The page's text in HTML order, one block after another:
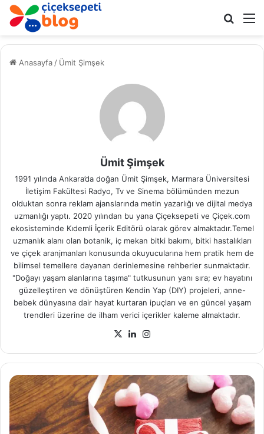
Anasayfa / Ümit Şimşek
Ümit Şimşek
1991 yılında Ankara’da doğan Ümit Şimşek, Marmara Üniversitesi
İletişim Fakültesi Radyo, Tv ve Sinema bölümünden mezun
olduktan sonra reklam ajanslarında metin yazarlığı ve dijital medya
uzmanlığı yaptı. 2020 yılından bu yana Çiçeksepeti ve Çiçek.com
ekosisteminde Kıdemli İçerik Editörü olarak görev almaktadır.Temel
uzmanlık alanı olan botanik, iç mekan bitki bakımı, bitki hastalıkları
ve çiçek aranjmanları konusunda okuyucularına hem pratik hem de
bilimsel temellere dayanan derinlemesine rehberler sunmaktadır.
"Doğayı yaşam alanlarına taşıma" tutkusunun yanı sıra; ev hayatını
güzelleştiren ve dönüştüren Kendin Yap (DIY) projeleri, anne-
bebek dünyasına dair hayat kurtaran ipuçları ve en güncel yaşam
trendleri üzerine de ilham verici içerikler kaleme almaktadır.
X LinkedIn